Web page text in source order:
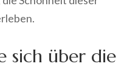
sich über die